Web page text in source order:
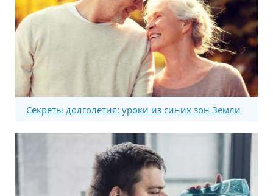
Секреты долголетия: уроки из синих зон Земли